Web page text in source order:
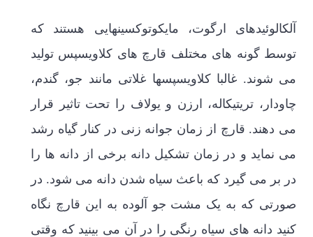
آلکالوئیدهای ارگوت، مایکوتوکسین­هایی هستند که
توسط گونه های مختلف قارچ های کلاویسپس تولید
می شوند. غالبا کلاویسپس­ها غلاتی مانند جو، گندم،
چاودار، تریتیکاله، ارزن و یولاف را تحت تاثیر قرار
می دهند. قارچ از زمان جوانه زنی در کنار گیاه رشد
می نماید و در زمان تشکیل دانه برخی از دانه ها را
در بر می گیرد که باعث سیاه شدن دانه می شود. در
صورتی که به یک مشت جو آلوده به این قارچ نگاه
کنید دانه های سیاه رنگی را در آن می بینید که وقتی